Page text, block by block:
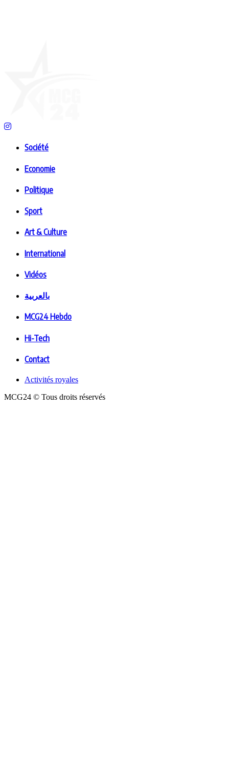
Société
Economie
Politique
Sport
Art & Culture
International
Vidéos
بالعربية
MCG24 Hebdo
Hi-Tech
Contact
Activités royales
MCG24 © Tous droits réservés